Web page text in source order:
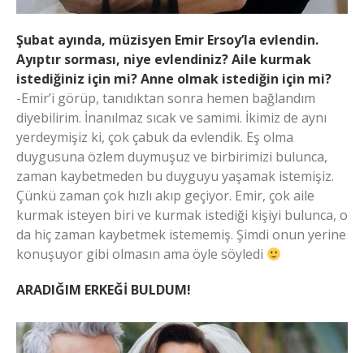
Şubat ayında, müzisyen Emir Ersoy’la evlendin.
Ayıptır sorması, niye evlendiniz? Aile kurmak
istediğiniz için mi? Anne olmak istediğin için mi?
-Emir’i görüp, tanıdıktan sonra hemen bağlandım
diyebilirim. İnanılmaz sıcak ve samimi. İkimiz de aynı
yerdeymişiz ki, çok çabuk da evlendik. Eş olma
duygusuna özlem duymuşuz ve birbirimizi bulunca,
zaman kaybetmeden bu duyguyu yaşamak istemişiz.
Çünkü zaman çok hızlı akıp geçiyor. Emir, çok aile
kurmak isteyen biri ve kurmak istediği kişiyi bulunca, o
da hiç zaman kaybetmek istememiş. Şimdi onun yerine
konuşuyor gibi olmasın ama öyle söyledi
ARADIĞIM ERKEĞİ BULDUM!